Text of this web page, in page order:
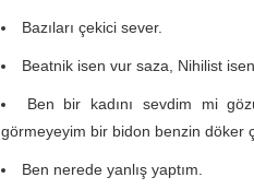
Bazıları çekici sever.
Beatnik isen vur saza, Nihilist
Ben bir kadını sevdim mi
görmeyeyim bir bidon benzin döker
Ben nerede yanlış yaptım.